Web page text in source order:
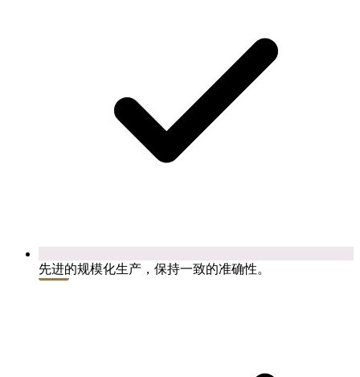
先进的规模化生产，保持一致的准确性。